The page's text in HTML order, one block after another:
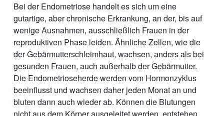
Bei der Endometriose handelt es sich um eine
gutartige, aber chronische Erkrankung, an der, bis auf
wenige Ausnahmen, ausschließlich Frauen in der
reproduktiven Phase leiden. Ähnliche Zellen, wie die
der Gebärmutterschleimhaut, wachsen, anders als bei
gesunden Frauen, auch außerhalb der Gebärmutter.
Die Endometrioseherde werden vom Hormonzyklus
beeinflusst und wachsen daher jeden Monat an und
bluten dann auch wieder ab. Können die Blutungen